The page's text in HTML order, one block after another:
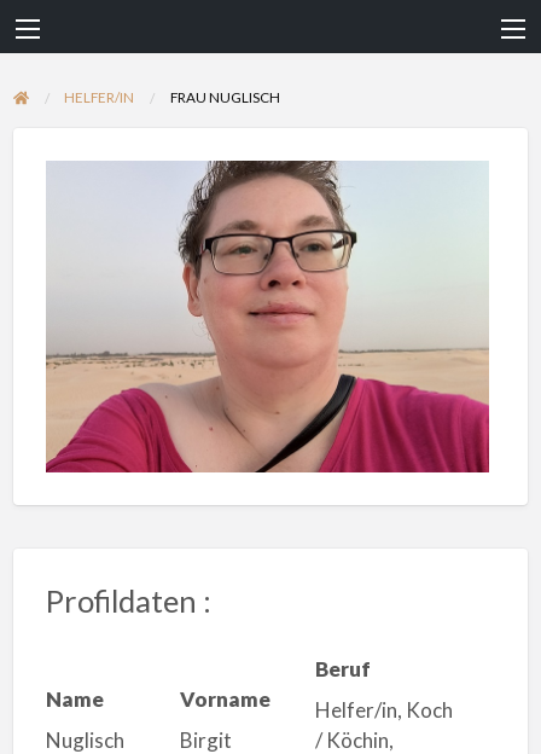
HELFER/IN FRAU NUGLISCH
Profildaten :
Name
Nuglisch
Vorname
Birgit
Beruf
Helfer/in, Koch
/ Köchin,